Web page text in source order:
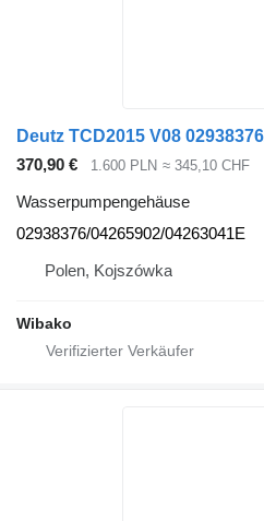
370,90 € 1.600 PLN ≈ 345,10 CHF
Wasserpumpengehäuse
02938376/04265902/04263041E
Polen, Kojszówka
Wibako